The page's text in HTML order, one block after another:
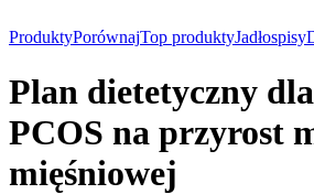
ProduktyPorównajTop produktyJadłospisy
Plan dietetyczny
PCOS na przyrost
mięśniowej